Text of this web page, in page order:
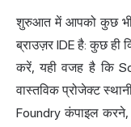
शुरुआत में आपको कुछ भी
ब्राउज़र IDE है: कुछ ही
करें, यही वजह है कि
वास्तविक प्रोजेक्ट
Foundry कंपाइल करने,